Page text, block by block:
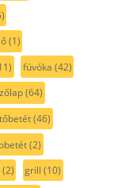
(1)
fúvóka (42)
(64)
(46)
(2)
(2) grill (10)